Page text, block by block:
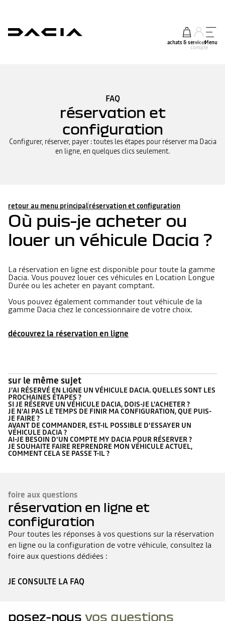
achats & services
mon
compte
Menu
FAQ
réservation et
configuration
Configurer, réserver, payer : toutes les étapes pour réserver ma Dacia
en ligne, en quelques clics seulement.
retour au menu principalréservation et configuration
Où puis-je acheter ou
louer un véhicule Dacia ?
La réservation en ligne est disponible pour toute la gamme
Dacia. Vous pouvez louer ces véhicules en Location Longue
Durée ou les acheter en payant comptant.
Vous pouvez également commander tout véhicule de la
gamme Dacia chez le concessionnaire de votre choix.
découvrez la réservation en ligne
sur le même sujet
J’AI RÉSERVÉ EN LIGNE UN VÉHICULE DACIA. QUELLES SONT LES
PROCHAINES ÉTAPES ?
SI JE RÉSERVE UN VÉHICULE DACIA, DOIS-JE L'ACHETER ?
JE N'AI PAS LE TEMPS DE FINIR MA CONFIGURATION, QUE PUIS-
JE FAIRE ?
AVANT DE COMMANDER, EST-IL POSSIBLE D'ESSAYER UN
VÉHICULE DACIA ?
AI-JE BESOIN D'UN COMPTE MY DACIA POUR RÉSERVER ?
JE SOUHAITE FAIRE REPRENDRE MON VÉHICULE ACTUEL,
COMMENT CELA SE PASSE T-IL ?
foire aux questions
réservation en ligne et
configuration
Pour toutes les réponses à vos questions sur la réservation
en ligne ou la configuration de votre véhicule, consultez la
foire aux questions dédiées :
JE CONSULTE LA FAQ
posez-nous vos questions